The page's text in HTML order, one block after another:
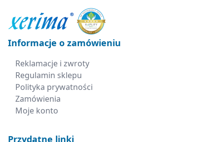
Informacje o zamówieniu
Reklamacje i zwroty
Regulamin sklepu
Polityka prywatności
Zamówienia
Moje konto
Przydatne linki